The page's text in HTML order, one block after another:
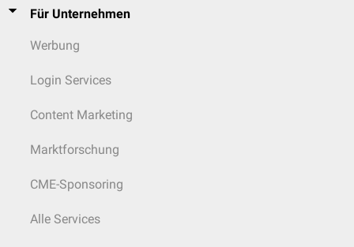
Für Unternehmen
Werbung
Login Services
Content Marketing
Marktforschung
CME-Sponsoring
Alle Services